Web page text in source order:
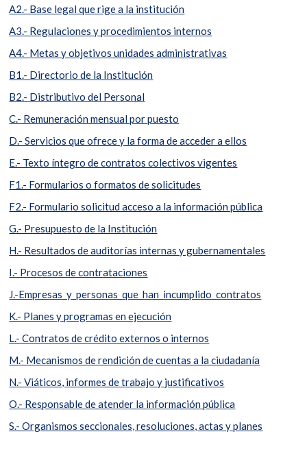
A2.- Base legal que rige a la institución
A3.- Regulaciones y procedimientos internos
A4.- Metas y objetivos unidades administrativas
B1.- Directorio de la Institución
B2.- Distributivo del Personal
C.- Remuneración mensual por puesto
D.- Servicios que ofrece y la forma de acceder a ellos
E.- Texto íntegro de contratos colectivos vigentes
F1.- Formularios o formatos de solicitudes
F2.- Formulario solicitud acceso a la información pública
G.- Presupuesto de la Institución
H.- Resultados de auditorías internas y gubernamentales
I.- Procesos de contrataciones
J.-Empresas_y_personas_que_han_incumplido_contratos
K.- Planes y programas en ejecución
L.- Contratos de crédito externos o internos
M.- Mecanismos de rendición de cuentas a la ciudadanía
N.- Viáticos, informes de trabajo y justificativos
O.- Responsable de atender la información pública
S.- Organismos seccionales, resoluciones, actas y planes